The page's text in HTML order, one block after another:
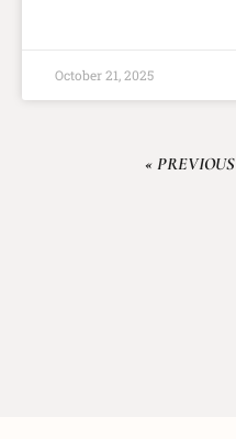
October 21, 2025
« PREVIOUS